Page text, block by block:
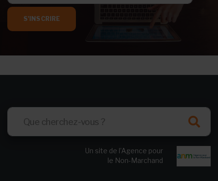
S'INSCRIRE
Un site de l’Agence pour
le Non-Marchand